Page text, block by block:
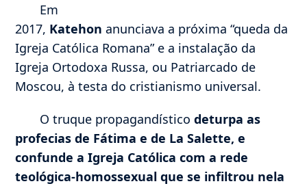
Em
2017, Katehonanunciava a próxima “queda da
Igreja Católica Romana” e a instalação da
Igreja Ortodoxa Russa, ou Patriarcado de
Moscou, à testa do cristianismo universal.
O truque propagandísticodeturpa as
profecias de Fátima e de La Salette, e
confunde a Igreja Católica com a rede
teológica-homossexual que se infiltrou nela